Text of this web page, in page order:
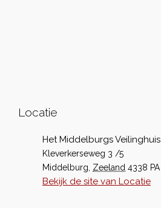
Locatie
Het Middelburgs Veilinghuis
Kleverkerseweg 3 /5
Middelburg Zeeland 4338 PA
Bekijk de site van Locatie